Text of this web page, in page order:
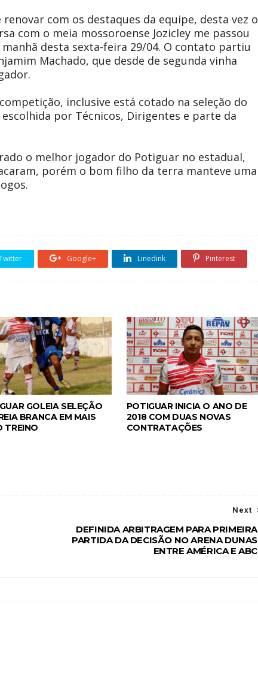
com os destaques da equipe, desta vez o
com o meia mossoroense Jozicley me passou
desta sexta-feira 29/04. O contato partiu
Machado, que desde de segunda vinha
inclusive está cotado na seleção do
por Técnicos, Dirigentes e parte da
o melhor jogador do Potiguar no estadual,
porém o bom filho da terra manteve uma
Google+ Linedink Pinterest
GOLEIA SELEÇÃO
BRANCA EM MAIS
TREINO
POTIGUAR INICIA O ANO DE
2018 COM DUAS NOVAS
CONTRATAÇÕES
Next
DEFINIDA ARBITRAGEM PARA PRIMEIRA
PARTIDA DA DECISÃO NO ARENA DUNAS
ENTRE AMÉRICA E ABC